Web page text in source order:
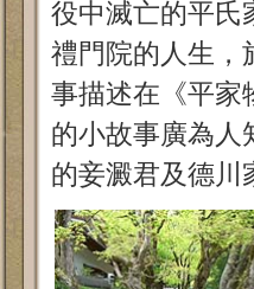
役中滅亡的平氏
禮門院的人生，
事描述在《平家
的小故事廣為人
的妾澱君及德川